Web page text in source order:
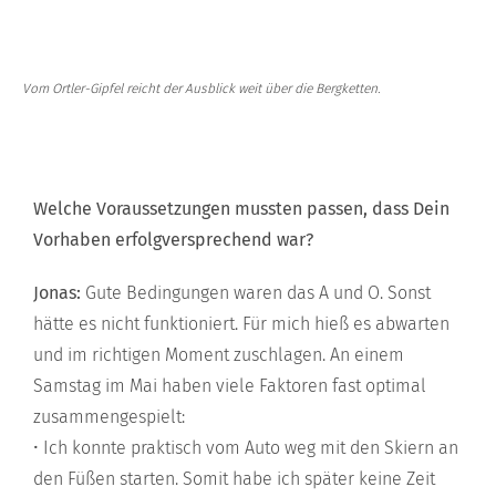
Vom Ortler-Gipfel reicht der Ausblick weit über die Bergketten.
Welche Voraussetzungen mussten passen, dass Dein
Vorhaben erfolgversprechend war?
Jonas: Gute Bedingungen waren das A und O. Sonst
hätte es nicht funktioniert. Für mich hieß es abwarten
und im richtigen Moment zuschlagen. An einem
Samstag im Mai haben viele Faktoren fast optimal
zusammengespielt:
• Ich konnte praktisch vom Auto weg mit den Skiern an
den Füßen starten. Somit habe ich später keine Zeit